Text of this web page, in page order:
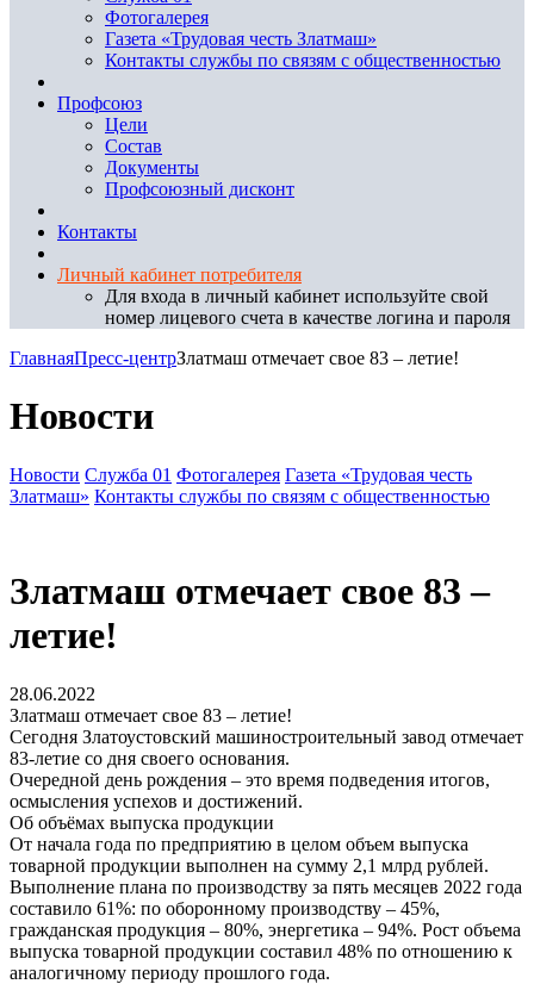
Фотогалерея
Газета «Трудовая честь Златмаш»
Контакты службы по связям с общественностью
Профсоюз
Цели
Состав
Документы
Профсоюзный дисконт
Контакты
Личный кабинет потребителя
Для входа в личный кабинет используйте свой
номер лицевого счета в качестве логина и пароля
ГлавнаяПресс-центрЗлатмаш отмечает свое 83 – летие!
Новости
Новости Служба 01 Фотогалерея Газета «Трудовая честь
Златмаш» Контакты службы по связям с общественностью
Златмаш отмечает свое 83 –
летие!
28.06.2022
Златмаш отмечает свое 83 – летие!
Сегодня Златоустовский машиностроительный завод отмечает
83-летие со дня своего основания.
Очередной день рождения – это время подведения итогов,
осмысления успехов и достижений.
Об объёмах выпуска продукции
От начала года по предприятию в целом объем выпуска
товарной продукции выполнен на сумму 2,1 млрд рублей.
Выполнение плана по производству за пять месяцев 2022 года
составило 61%: по оборонному производству – 45%,
гражданская продукция – 80%, энергетика – 94%. Рост объема
выпуска товарной продукции составил 48% по отношению к
аналогичному периоду прошлого года.